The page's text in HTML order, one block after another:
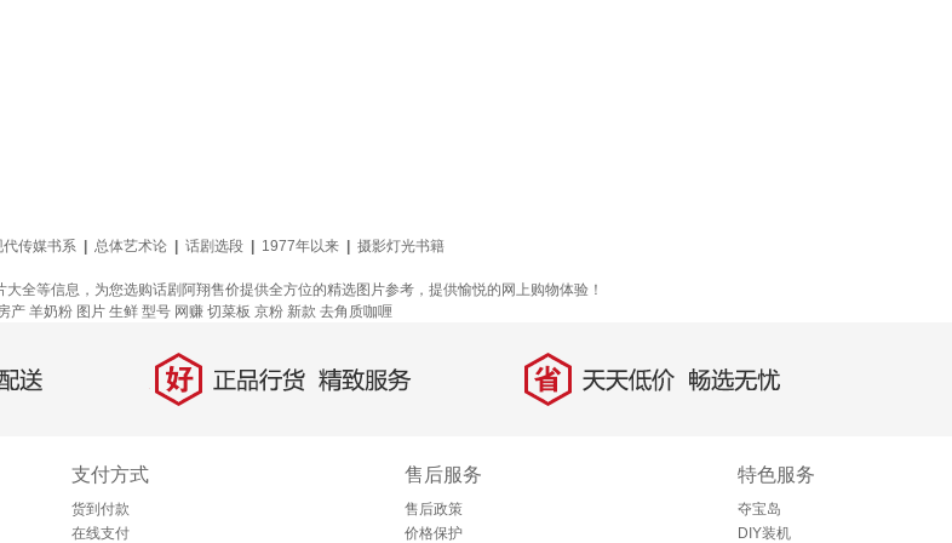
代传媒书系 总体艺术论 话剧选段 1977年以来
摄影灯光书籍
全等信息，为您选购话剧阿翔售价提供全方位的精选图片参考，提供愉悦的网上购物体验！
产 羊奶粉 图片 生鲜 型号 网赚 切菜板 京粉 新款 去角质咖喱
好 正品行货，精致服务 省 天天低价，畅选无忧
支付方式
货到付款
在线支付
售后服务
售后政策
价格保护
特色服务
夺宝岛
DIY装机